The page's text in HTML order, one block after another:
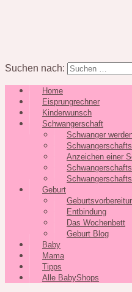
Suchen nach:
Home
Eisprungrechner
Kinderwunsch
Schwangerschaft
Schwanger
Anzeichen einer
Geburt
Entbindung
Das Wochenbett
Geburt Blog
Baby
Mama
Tipps
Alle BabyShops